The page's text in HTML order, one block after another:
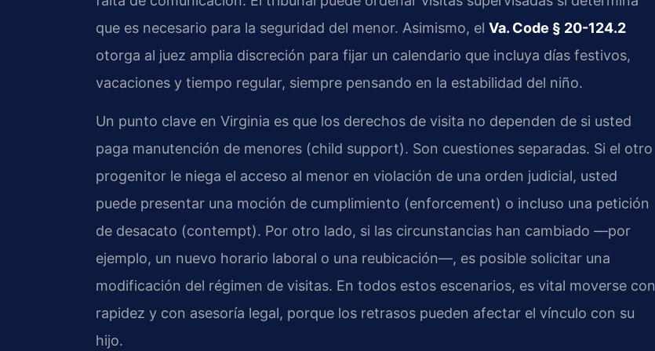
que es necesario para la seguridad del menor. Asimismo, el Va. Code § 20-124.2
otorga al juez amplia discreción para fijar un calendario que incluya días festivos,
vacaciones y tiempo regular, siempre pensando en la estabilidad del niño.
Un punto clave en Virginia es que los derechos de visita no dependen de si usted
paga manutención de menores (child support). Son cuestiones separadas. Si el otro
progenitor le niega el acceso al menor en violación de una orden judicial, usted
puede presentar una moción de cumplimiento (enforcement) o incluso una petición
de desacato (contempt). Por otro lado, si las circunstancias han cambiado —por
ejemplo, un nuevo horario laboral o una reubicación—, es posible solicitar una
modificación del régimen de visitas. En todos estos escenarios, es vital moverse con
rapidez y con asesoría legal, porque los retrasos pueden afectar el vínculo con su
hijo.